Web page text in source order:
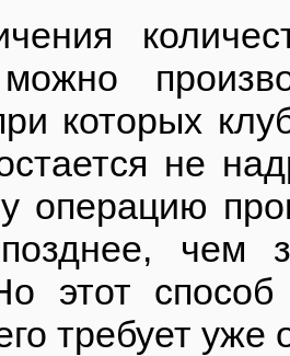
которых
не
операцию
чем
этот
требует уже